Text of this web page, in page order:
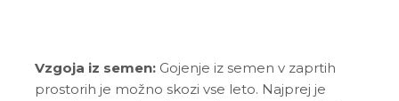
Vzgoja iz semen:Gojenje iz semen v zaprtih
prostorih je možno skozi vse leto. Najprej je